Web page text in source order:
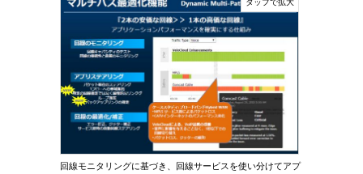
回線モニタリングに基づき、回線サービスを使い分けてアプ